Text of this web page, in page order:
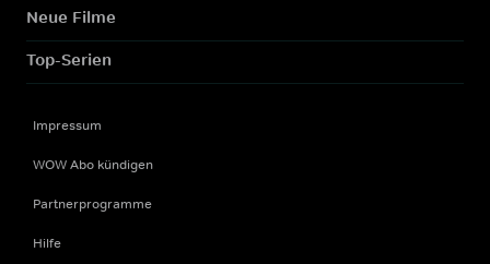
Neue Filme
Top-Serien
Impressum
WOW Abo kündigen
Partnerprogramme
Hilfe